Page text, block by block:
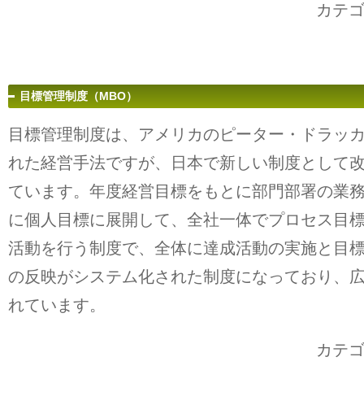
カテ
目標管理制度（MBO）
目標管理制度は、アメリカのピーター・ドラッ
れた経営手法ですが、日本で新しい制度として
ています。年度経営目標をもとに部門部署の業
に個人目標に展開して、全社一体でプロセス目
活動を行う制度で、全体に達成活動の実施と目
の反映がシステム化された制度になっており、
れています。
カテ